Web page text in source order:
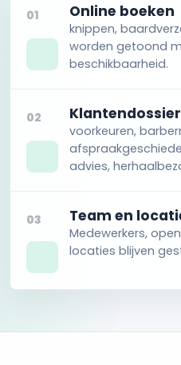
01 Online boeken
knippen,
worden getoond
beschikbaarheid.
02 Klantendossier
voorkeuren,
advies,
03 Team en
Medewerkers,
locaties blijven